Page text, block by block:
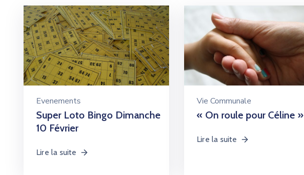
Evenements
Super Loto Bingo Dimanche
10 Février
Lire la suite
Vie Communale
« On roule pour Céline »
Lire la suite